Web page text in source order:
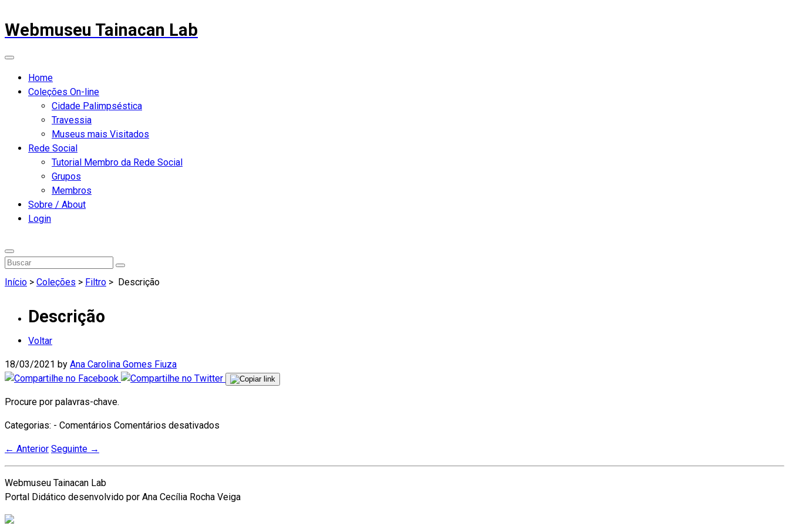
Webmuseu Tainacan Lab
Home
Coleções On-line
Cidade Palimpséstica
Travessia
Museus mais Visitados
Rede Social
Tutorial Membro da Rede Social
Grupos
Membros
Sobre / About
Login
Início > Coleções > Filtro > Descrição
Descrição
Voltar
18/03/2021 by Ana Carolina Gomes Fiuza
Procure por palavras-chave.
Categorias: - Comentários Comentários desativados
← Anterior Seguinte →
Webmuseu Tainacan Lab
Portal Didático desenvolvido por Ana Cecília Rocha Veiga